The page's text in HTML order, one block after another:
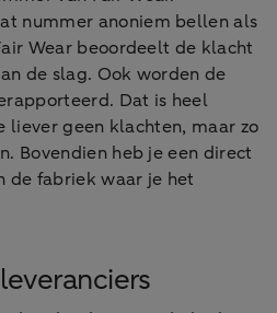
nummer anoniem bellen als
Wear beoordeelt de klacht
de slag. Ook worden de
Dat is heel
geen klachten, maar zo
Bovendien heb je een direct
de fabriek waar je het